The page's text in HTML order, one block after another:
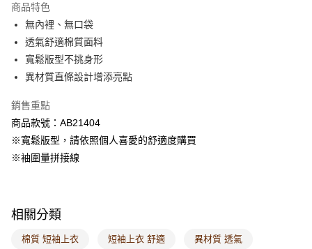
付款後萊爾富取貨
每筆NT$60，滿NT$1,000(含以上)免運費
7-11取貨付款
每筆NT$60，滿NT$1,000(含以上)免運費
付款後7-11取貨
每筆NT$60，滿NT$1,000(含以上)免運費
宅配
每筆NT$60，滿NT$1,000(含以上)免運費
海外配送-港/澳/新/馬/泰國專屬
商品特色
無內裡、無口袋
透氣舒適棉質面料
寬鬆版型不挑身形
異材質直條設計增添亮點
銷售重點
商品款號：AB21404
※寬鬆版型，請依照個人喜愛的舒適度購買
※袖圍量拼接線
相關分類
棉質 短袖上衣 短袖上衣 舒適 異材質 透氣